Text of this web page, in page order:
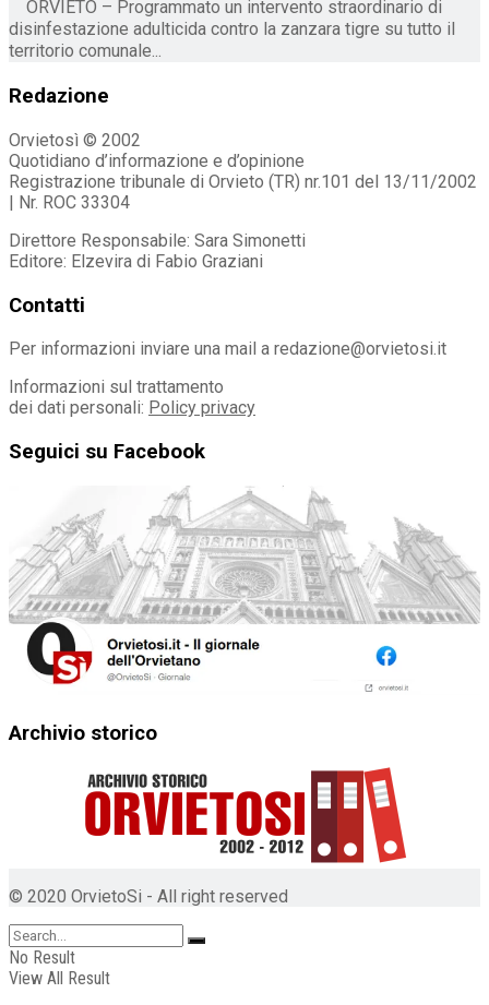
ORVIETO – Programmato un intervento straordinario di
disinfestazione adulticida contro la zanzara tigre su tutto il
territorio comunale...
Redazione
Orvietosì © 2002
Quotidiano d’informazione e d’opinione
Registrazione tribunale di Orvieto (TR) nr.101 del 13/11/2002
| Nr. ROC 33304
Direttore Responsabile: Sara Simonetti
Editore: Elzevira di Fabio Graziani
Contatti
Per informazioni inviare una mail a redazione@orvietosi.it
Informazioni sul trattamento
dei dati personali: Policy privacy
Seguici su Facebook
Archivio storico
© 2020 OrvietoSi - All right reserved
No Result
View All Result